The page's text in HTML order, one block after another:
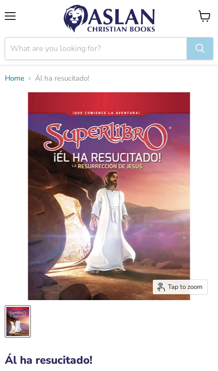
View
Home Ál ha resucitado!
Tap to zoom
Ál ha resucitado!